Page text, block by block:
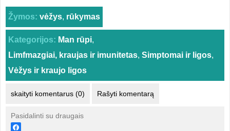
Žymos: vėžys, rūkymas
Kategorijos: Man rūpi,
Limfmazgiai, kraujas ir imunitetas, Simptomai ir ligos,
Vėžys ir kraujo ligos
skaityti komentarus (0) Rašyti komentarą
Pasidalinti su draugais